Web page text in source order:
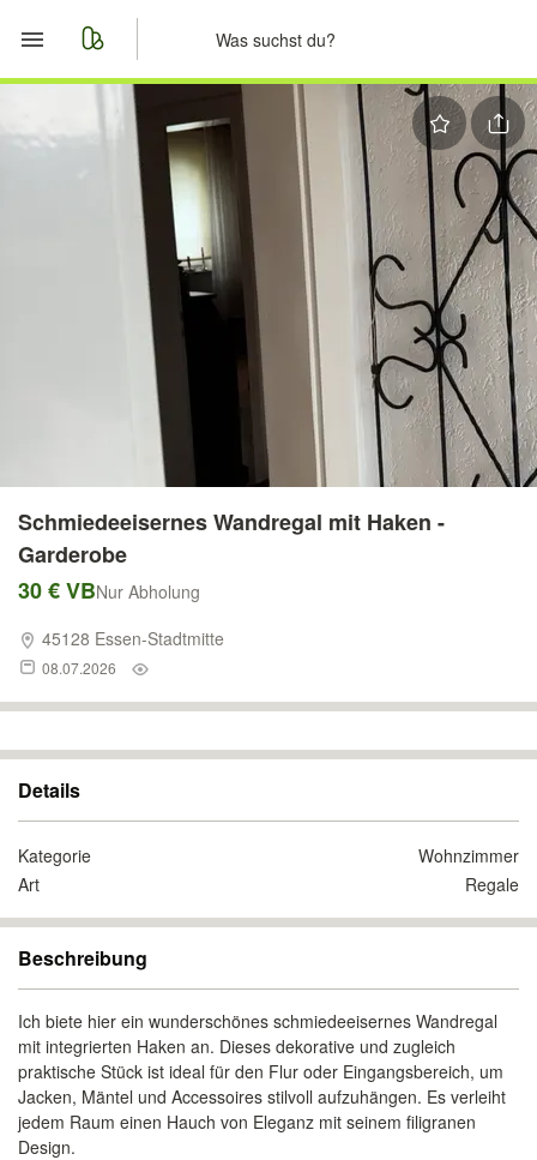
Merkliste
Nachrichten
Anzeige aufgeben
Schmiedeeisernes Wandregal mit Haken -
Garderobe
30 € VBNur Abholung
45128 Essen-Stadtmitte
08.07.2026
Details
Kategorie
Wohnzimmer
Art
Regale
Beschreibung
Ich biete hier ein wunderschönes schmiedeeisernes Wandregal
mit integrierten Haken an. Dieses dekorative und zugleich
praktische Stück ist ideal für den Flur oder Eingangsbereich, um
Jacken, Mäntel und Accessoires stilvoll aufzuhängen. Es verleiht
jedem Raum einen Hauch von Eleganz mit seinem filigranen
Design.